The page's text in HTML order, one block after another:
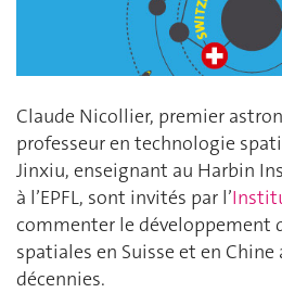
Claude Nicollier, premier
professeur en technologie
Jinxiu, enseignant au Harbin
à l’EPFL, sont invités par l’
commenter le développement
spatiales en Suisse et en
décennies.